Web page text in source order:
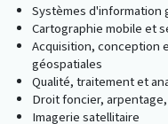
Systèmes d'information
Cartographie mobile et
Acquisition, conception
géospatiales
Qualité, traitement et
Droit foncier,
Imagerie satellitaire